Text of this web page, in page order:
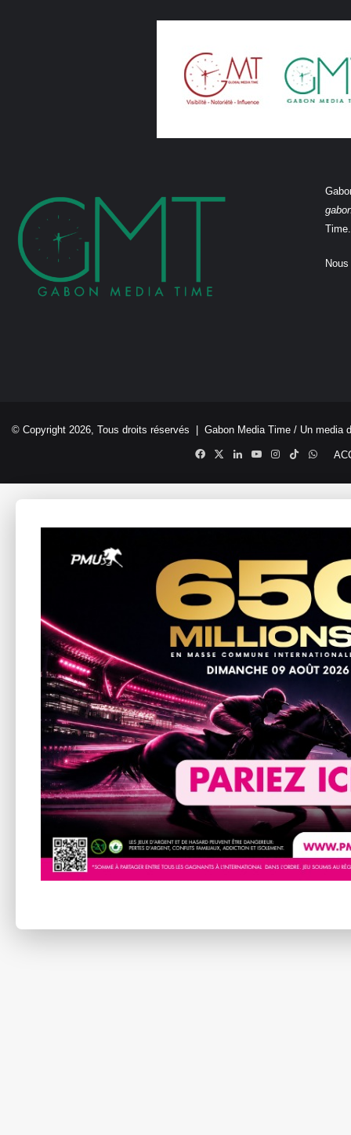
Time.
© Copyright 2026, Tous droits réservés | Gabon Media Time / Un media
Facebook
X LinkedinYouTubeInstagram
TikTok